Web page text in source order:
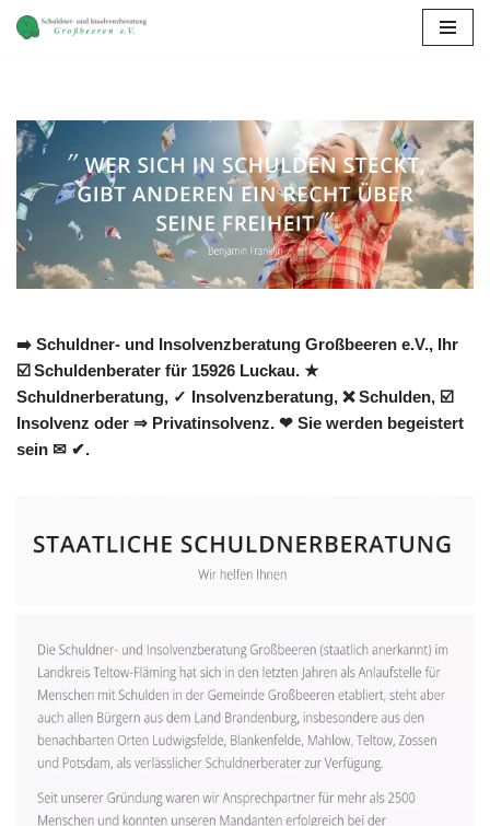
➡️ Schuldner- und Insolvenzberatung Großbeeren e.V., Ihr
☑️ Schuldenberater für 15926 Luckau. ★
Schuldnerberatung, ✓ Insolvenzberatung, ❌ Schulden, ☑️
Insolvenz oder ⇒ Privatinsolvenz. ❤ Sie werden begeistert
sein ✉ ✔.